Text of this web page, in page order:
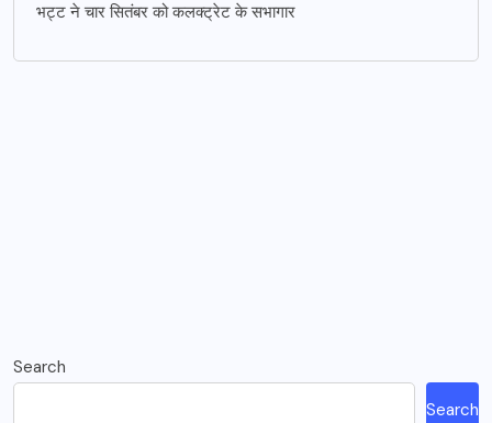
भट्ट ने चार सितंबर को कलक्ट्रेट के सभागार
Search
Search